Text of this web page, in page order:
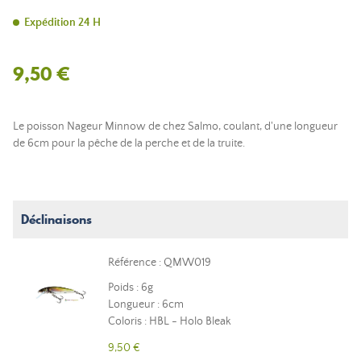
Expédition 24 H
9,50 €
Le poisson Nageur Minnow de chez Salmo, coulant, d'une longueur
de 6cm pour la pêche de la perche et de la truite.
Déclinaisons
Référence : QMW019
Poids : 6g
Longueur : 6cm
Coloris : HBL - Holo Bleak
9,50 €